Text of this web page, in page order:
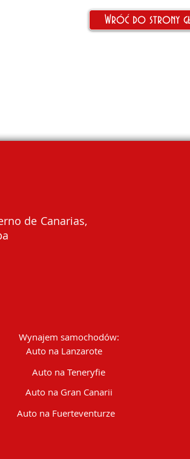
Wróć do strony
de Canarias,
Wynajem samochodów:
Auto na Lanzarote
Auto na Teneryfie
Auto na Gran Canarii
Auto na Fuerteventurze